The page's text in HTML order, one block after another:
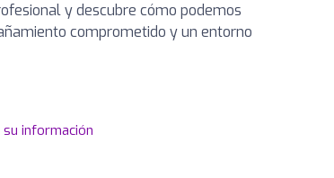
y descubre cómo podemos
comprometido y un entorno
información